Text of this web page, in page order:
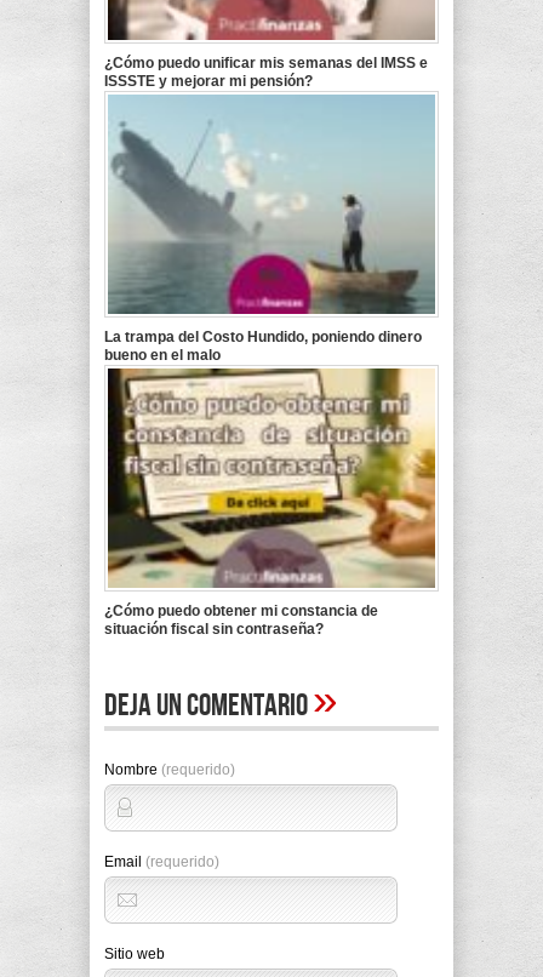
¿Cómo puedo unificar mis semanas del IMSS e
ISSSTE y mejorar mi pensión?
La trampa del Costo Hundido, poniendo dinero
bueno en el malo
¿Cómo puedo obtener mi constancia de
situación fiscal sin contraseña?
Deja un comentario»
Nombre (requerido)
Email (requerido)
Sitio web